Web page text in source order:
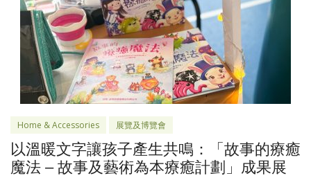
Home & Accessories 展覽及博覽會
以溫暖文字讓孩子產生共鳴：「故事的療癒
魔法 – 故事及藝術為本療癒計劃」成果展